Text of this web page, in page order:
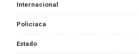
Internacional
Policiaca
Estado